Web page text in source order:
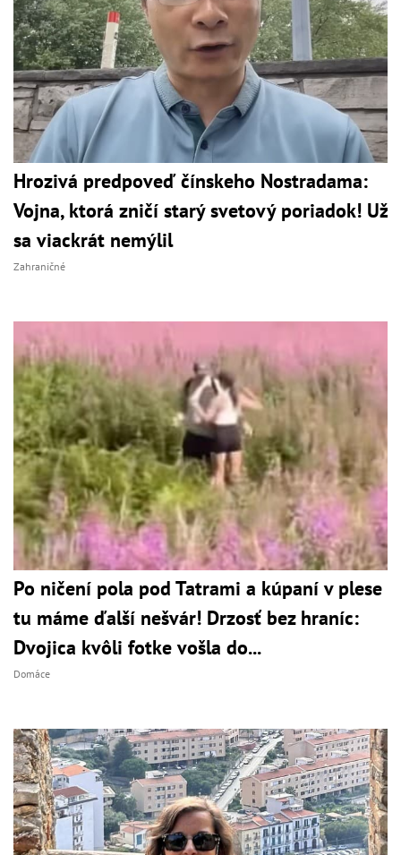
Hrozivá predpoveď čínskeho Nostradama:
Vojna, ktorá zničí starý svetový poriadok! Už
sa viackrát nemýlil
Zahraničné
Po ničení pola pod Tatrami a kúpaní v plese
tu máme ďalší nešvár! Drzosť bez hraníc:
Dvojica kvôli fotke vošla do...
Domáce